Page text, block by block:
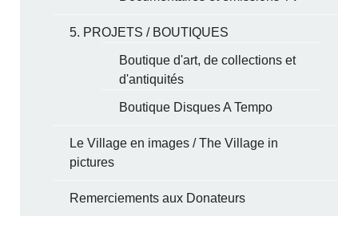
5. PROJETS / BOUTIQUES
Boutique d'art, de collections et
d'antiquités
Boutique Disques A Tempo
Le Village en images / The Village in
pictures
Remerciements aux Donateurs